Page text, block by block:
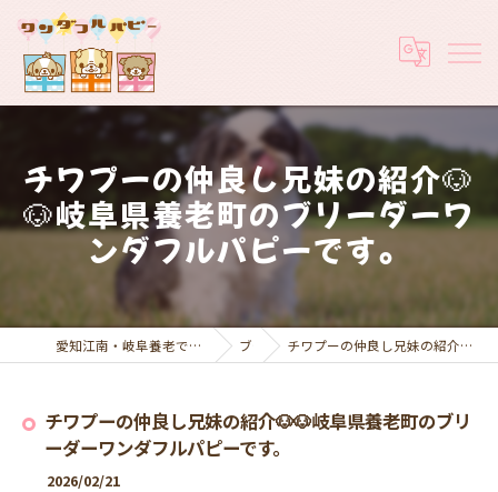
チワプーの仲良し兄妹の紹介🐶
🐶岐阜県養老町のブリーダーワ
ンダフルパピーです。
愛知江南・岐阜養老でブリーダーなら実績豊富なワンダフルパピー ブログ チワプーの仲良し兄妹の紹介🐶🐶岐阜県養老町のブリーダーワンダフルパピーです。
チワプーの仲良し兄妹の紹介🐶🐶岐阜県養老町のブリ
ーダーワンダフルパピーです。
2026/02/21